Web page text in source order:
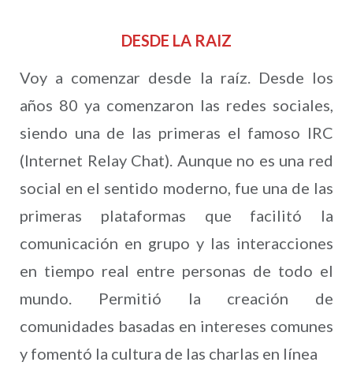
DESDE LA RAIZ
Voy a comenzar desde la raíz. Desde los
años 80 ya comenzaron las redes sociales,
siendo una de las primeras el famoso IRC
(Internet Relay Chat). Aunque no es una red
social en el sentido moderno, fue una de las
primeras plataformas que facilitó la
comunicación en grupo y las interacciones
en tiempo real entre personas de todo el
mundo. Permitió la creación de
comunidades basadas en intereses comunes
y fomentó la cultura de las charlas en línea